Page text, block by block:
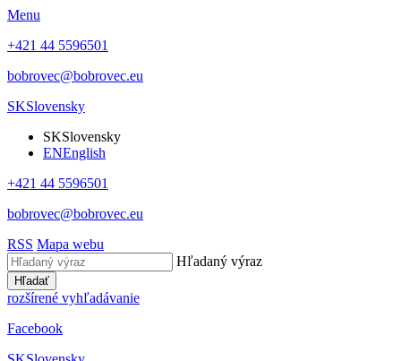
Menu
+421 44 5596501
bobrovec@bobrovec.eu
SKSlovensky
SKSlovensky
ENEnglish
+421 44 5596501
bobrovec@bobrovec.eu
RSS Mapa webu
Hľadaný výraz
Hľadať
rozšírené vyhľadávanie
Facebook